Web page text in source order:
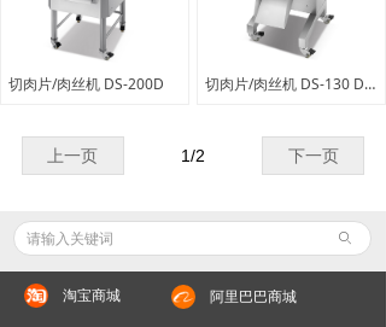
切肉片/肉丝机 DS-200D 切肉片/肉丝机 DS-130 DS-180
上一页 下一页
1/2
ꄙ
淘宝商城 阿里巴巴商城